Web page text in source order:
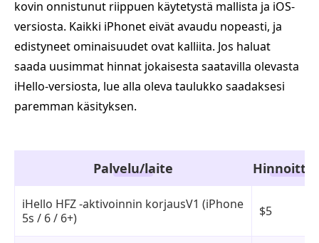
kovin onnistunut riippuen käytetystä mallista ja iOS-
versiosta. Kaikki iPhonet eivät avaudu nopeasti, ja
edistyneet ominaisuudet ovat kalliita. Jos haluat
saada uusimmat hinnat jokaisesta saatavilla olevasta
iHello-versiosta, lue alla oleva taulukko saadaksesi
paremman käsityksen.
Palvelu/laite
iHello HFZ -aktivoinnin korjausV1 (iPhone
5s / 6 / 6+)
$5